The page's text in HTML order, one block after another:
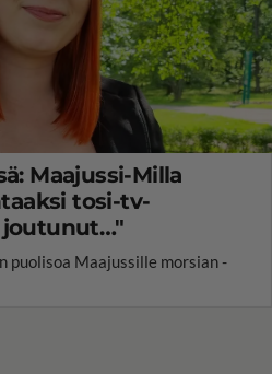
Maajussi-Milla
tosi-tv-
joutunut…"
puolisoa Maajussille morsian -